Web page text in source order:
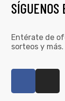
SÍGUENOS
Entérate de
sorteos y más.